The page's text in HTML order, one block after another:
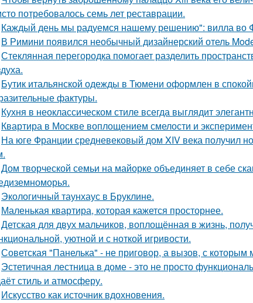
потребовалось семь лет реставрации.
Каждый день мы радуемся нашему решению": вилла во
В Римини появился необычный дизайнерский отель
Стеклянная перегородка помогает разделить
Бутик итальянской одежды в Тюмени оформлен в
фактуры.
Кухня в неоклассическом стиле всегда выглядит
Квартира в Москве воплощением смелости и
На юге Франции средневековый дом XIV века получил
Дом творческой семьи на майорке объединяет в себе
Экологичный таунхаус в Бруклине.
Маленькая квартира, которая кажется просторнее.
Детская для двух мальчиков, воплощённая в жизнь,
уютной и с ноткой игривости.
Советская "Панелька" - не приговор, а вызов, с
Эстетичная лестница в доме - это не просто
стиль и атмосферу.
Искусство как источник вдохновения.